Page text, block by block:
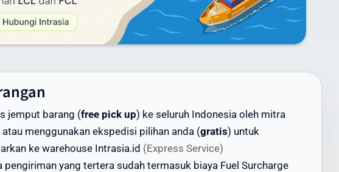
kg
Laut (untuk pengiriman besar):
FCL/LCL: tersedia penawaran khusus sesuai volume
dan berat
di atas adalah estimasi dan dapat berubah. Untuk
penawaran terbaik, gunakan kalkulator ongkir di
kami atau hubungi tim layanan pelanggan Intrasia.id.
jemput barang (free pick up) ke seluruh Indonesia oleh mitra
atau menggunakan ekspedisi pilihan anda (gratis) untuk
ke warehouse Intrasia.id (Express Service)
pengiriman yang tertera sudah termasuk biaya Fuel Surcharge